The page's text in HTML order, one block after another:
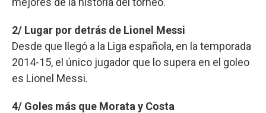
2/ Lugar por detrás de Lionel Messi
Desde que llegó a la Liga española, en la temporada
2014-15, el único jugador que lo supera en el goleo
es Lionel Messi.
4/ Goles más que Morata y Costa